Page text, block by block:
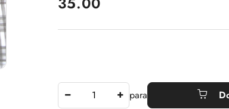
para